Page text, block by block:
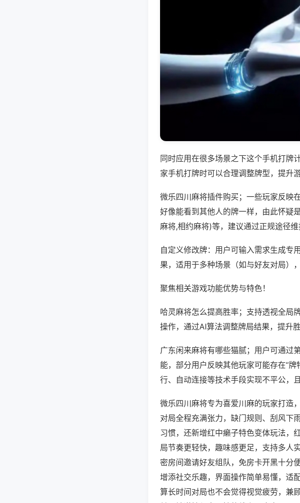
同时应用在很多场景之下这个手机打牌
家手机打牌时可以合理调整牌型，提升
微乐四川麻将插件购买；一些玩家反映
好像能看到其他人的牌一样，由此怀疑
麻将,相约麻将)等，建议通过正规途径维
自定义修改牌：用户可输入需求生成专
果，适用于多种场景（如与好友对局）
聚焦相关游戏功能优势与特色！
哈灵麻将怎么提高胜率；支持透视全局
操作，通过AI算法调整牌局结果，提升胜
广东闲来麻将有哪些猫腻；用户可通过
能，部分用户反映其他玩家可能存在“
行、自动连接等技术手段实现不平公，且
微乐四川麻将专为喜爱川麻的玩家打造
对局全程充满张力，缺门规则、刮风下
习惯，还新增红中癞子特色变体玩法，
局节奏更轻快，趣味感更足，支持多人
密房间邀请好友组队，免房卡开黑十分
增添社交乐趣，界面操作简单易懂，适
算长时间对局也不会觉得视觉疲劳，兼